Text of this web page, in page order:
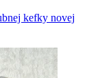
kefky novej